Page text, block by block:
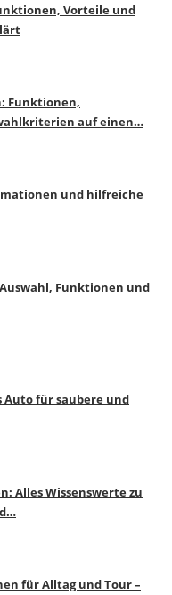
Vorteile und
Funktionen,
auf einen…
und hilfreiche
Funktionen und
für saubere und
Alles Wissenswerte zu
für Alltag und Tour –